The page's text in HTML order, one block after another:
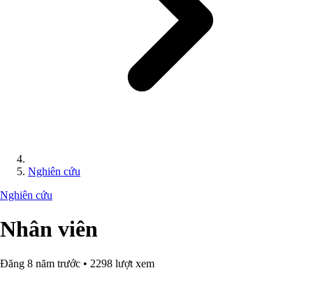
Nghiên cứu
Nghiên cứu
Nhân viên
Đăng 8 năm trước • 2298 lượt xem